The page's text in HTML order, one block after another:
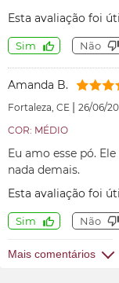
contribuem para
e já estou
Esta avaliação foi
Sim Não
Amanda B.
Fortaleza, CE | 26/06/
COR: MÉDIO
Eu amo esse pó.
nada demais.
Esta avaliação foi
Sim Não
Mais comentários